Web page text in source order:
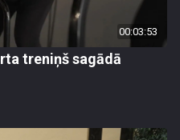
00:03:53
treniņš sagādā